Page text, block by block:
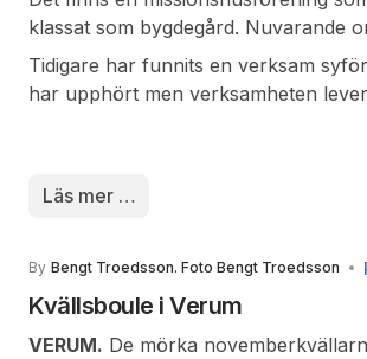
klassat som bygdegård. Nuvarande
Hågnarp.
Tidigare har funnits en verksam
har upphört men verksamheten
Läs mer …
By Bengt Troedsson. Foto Bengt Troedsson
Kvällsboule i Verum
VERUM. De mörka